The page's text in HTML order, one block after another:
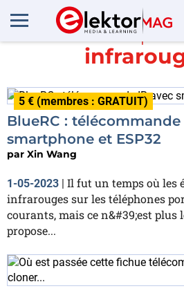
En savoir
5 € (membres : GRATUIT)
BlueRC : télécommande
smartphone et ESP32
par Xin Wang
1-05-2023 | Il fut un temps où les
infrarouges sur les téléphones
courants, mais ce n&#39;est plus
propose...